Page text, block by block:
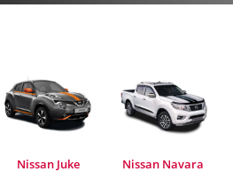
Nissan Juke Nissan Navara